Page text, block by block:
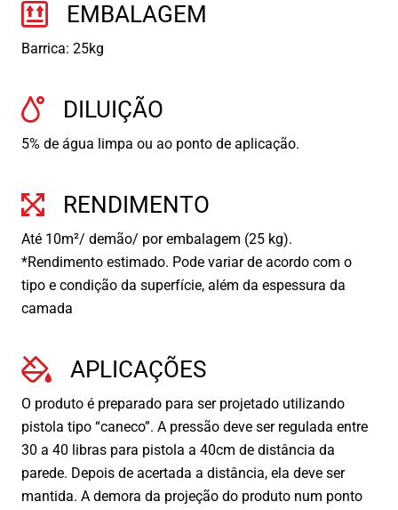
EMBALAGEM
Barrica: 25kg
DILUIÇÃO
5% de água limpa ou ao ponto de aplicação.
RENDIMENTO
Até 10m²/ demão/ por embalagem (25 kg).
*Rendimento estimado. Pode variar de acordo com o
tipo e condição da superfície, além da espessura da
camada
APLICAÇÕES
O produto é preparado para ser projetado utilizando
pistola tipo “caneco”. A pressão deve ser regulada entre
30 a 40 libras para pistola a 40cm de distância da
parede. Depois de acertada a distância, ela deve ser
mantida. A demora da projeção do produto num ponto